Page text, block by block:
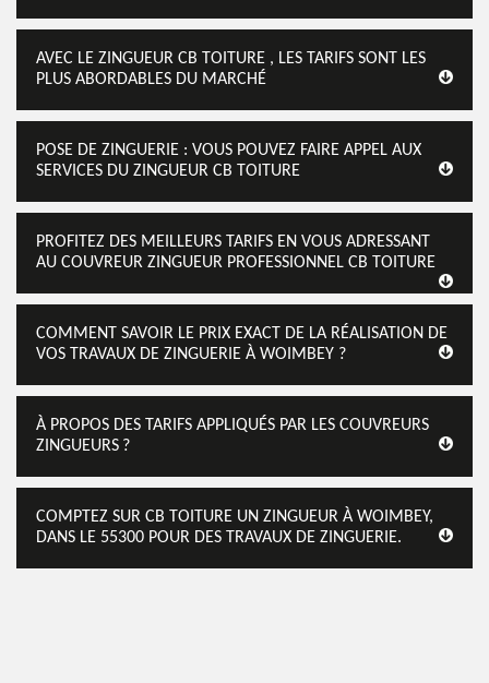
AVEC LE ZINGUEUR CB TOITURE , LES TARIFS SONT LES
PLUS ABORDABLES DU MARCHÉ
POSE DE ZINGUERIE : VOUS POUVEZ FAIRE APPEL AUX
SERVICES DU ZINGUEUR CB TOITURE
PROFITEZ DES MEILLEURS TARIFS EN VOUS ADRESSANT
AU COUVREUR ZINGUEUR PROFESSIONNEL CB TOITURE
COMMENT SAVOIR LE PRIX EXACT DE LA RÉALISATION DE
VOS TRAVAUX DE ZINGUERIE À WOIMBEY ?
À PROPOS DES TARIFS APPLIQUÉS PAR LES COUVREURS
ZINGUEURS ?
COMPTEZ SUR CB TOITURE UN ZINGUEUR À WOIMBEY,
DANS LE 55300 POUR DES TRAVAUX DE ZINGUERIE.